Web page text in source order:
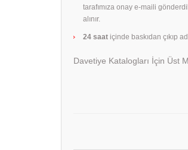
tarafımıza onay e-maili
alınır.
24 saat içinde baskıdan çıkıp
Davetiye Katalogları İçin Üst